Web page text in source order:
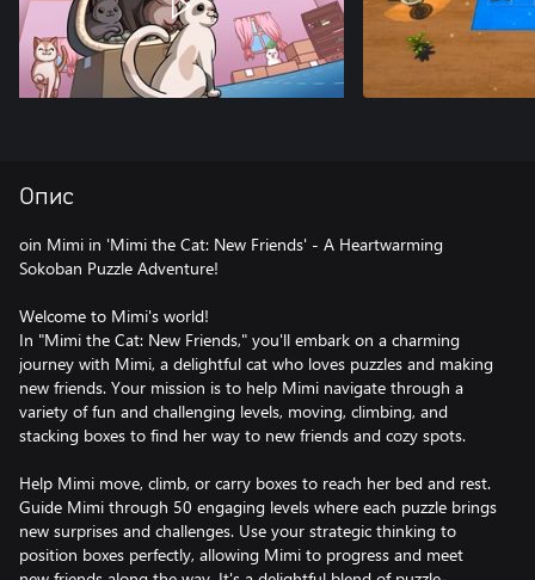
Опис
oin Mimi in 'Mimi the Cat: New Friends' - A Heartwarming
Sokoban Puzzle Adventure!
Welcome to Mimi's world!
In "Mimi the Cat: New Friends," you'll embark on a charming
journey with Mimi, a delightful cat who loves puzzles and making
new friends. Your mission is to help Mimi navigate through a
variety of fun and challenging levels, moving, climbing, and
stacking boxes to find her way to new friends and cozy spots.
Help Mimi move, climb, or carry boxes to reach her bed and rest.
Guide Mimi through 50 engaging levels where each puzzle brings
new surprises and challenges. Use your strategic thinking to
position boxes perfectly, allowing Mimi to progress and meet